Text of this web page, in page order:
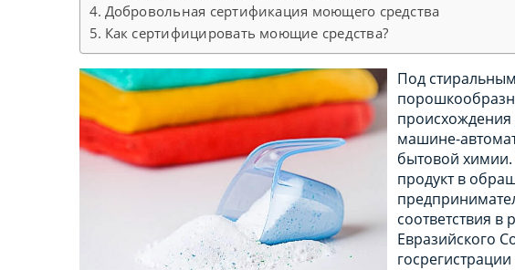
Добровольная сертификация моющего средства
Как сертифицировать моющие средства?
Под
происхождения
машине-
бытовой химии.
продукт в
соответствия в
Евразийского